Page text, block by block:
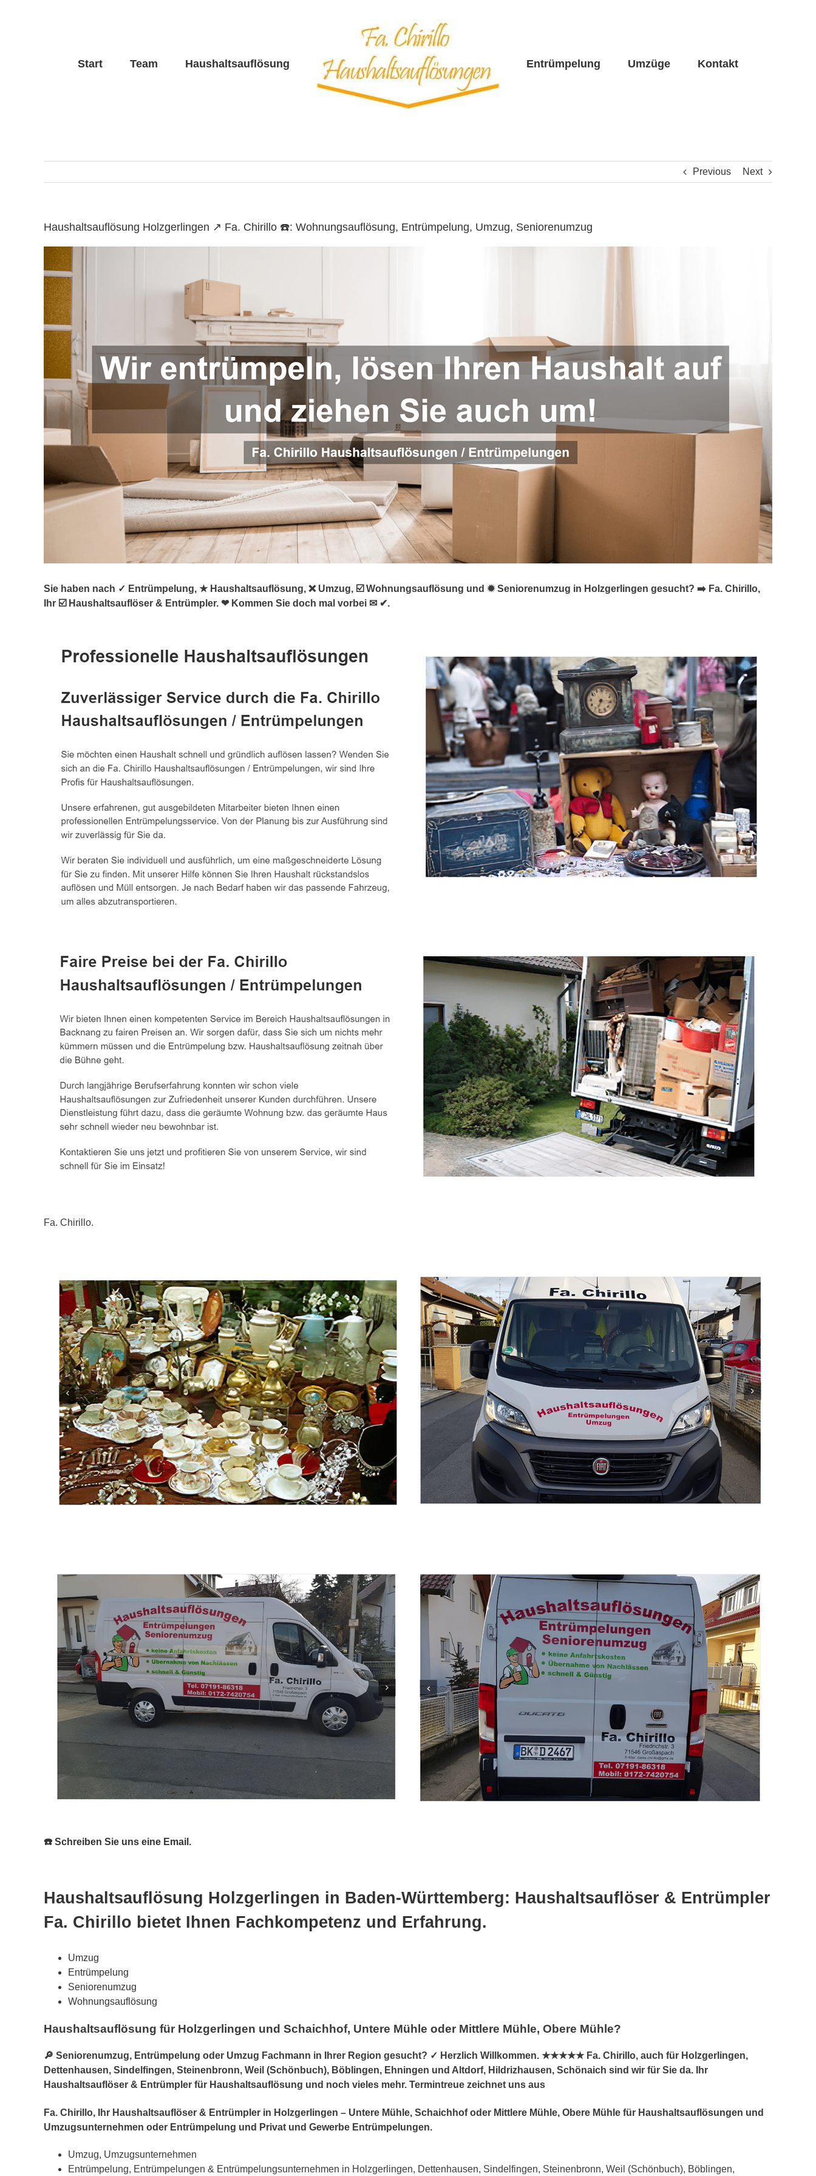
Start Team Haushaltsauflösung Entrümpelung Umzüge Kontakt
Previous Next
Haushaltsauflösung Holzgerlingen ↗️ Fa. Chirillo ☎️: Wohnungsauflösung, Entrümpelung, Umzug, Seniorenumzug
Sie haben nach ✓ Entrümpelung, ★ Haushaltsauflösung, ❌ Umzug, ☑️ Wohnungsauflösung und ✹ Seniorenumzug in Holzgerlingen gesucht? ➡️ Fa. Chirillo,
Ihr ☑️ Haushaltsauflöser & Entrümpler. ❤ Kommen Sie doch mal vorbei ✉ ✔.
Fa. Chirillo.
☎️ Schreiben Sie uns eine Email.
Haushaltsauflösung Holzgerlingen in Baden-Württemberg: Haushaltsauflöser & Entrümpler
Fa. Chirillo bietet Ihnen Fachkompetenz und Erfahrung.
Umzug
Entrümpelung
Seniorenumzug
Wohnungsauflösung
Haushaltsauflösung für Holzgerlingen und Schaichhof, Untere Mühle oder Mittlere Mühle, Obere Mühle?
🔎 Seniorenumzug, Entrümpelung oder Umzug Fachmann in Ihrer Region gesucht? ✓ Herzlich Willkommen. ★★★★★ Fa. Chirillo, auch für Holzgerlingen,
Dettenhausen, Sindelfingen, Steinenbronn, Weil (Schönbuch), Böblingen, Ehningen und Altdorf, Hildrizhausen, Schönaich sind wir für Sie da. Ihr
Haushaltsauflöser & Entrümpler für Haushaltsauflösung und noch vieles mehr. Termintreue zeichnet uns aus
Fa. Chirillo, Ihr Haushaltsauflöser & Entrümpler in Holzgerlingen – Untere Mühle, Schaichhof oder Mittlere Mühle, Obere Mühle für Haushaltsauflösungen und
Umzugsunternehmen oder Entrümpelung und Privat und Gewerbe Entrümpelungen.
Umzug, Umzugsunternehmen
Entrümpelung, Entrümpelungen & Entrümpelungsunternehmen in Holzgerlingen, Dettenhausen, Sindelfingen, Steinenbronn, Weil (Schönbuch), Böblingen,